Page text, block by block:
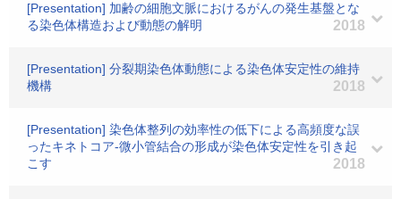
[Presentation] 加齢の細胞文脈におけるがんの発生基盤とな
る染色体構造および動態の解明
2018
[Presentation] 分裂期染色体動態による染色体安定性の維持
機構
2018
[Presentation] 染色体整列の効率性の低下による高頻度な誤
ったキネトコア-微小管結合の形成が染色体安定性を引き起
こす
2018